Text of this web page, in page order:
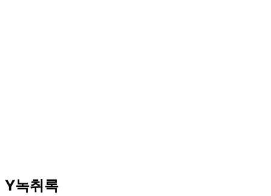
Y녹취록